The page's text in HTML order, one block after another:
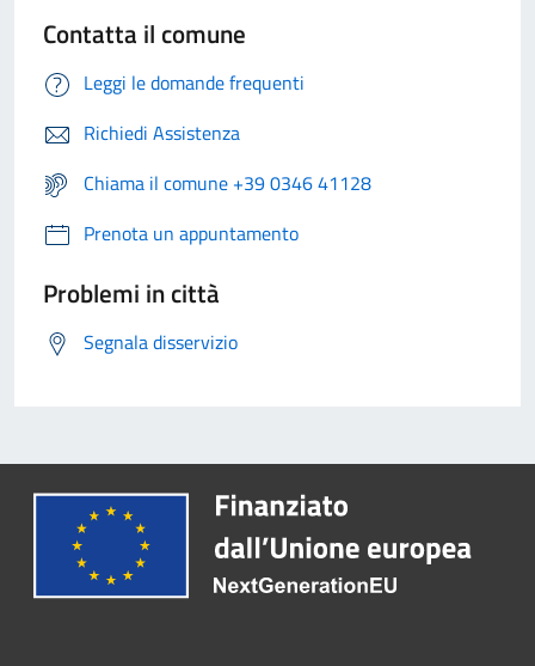
Contatta il comune
Leggi le domande frequenti
Richiedi Assistenza
Chiama il comune +39 0346 41128
Prenota un appuntamento
Problemi in città
Segnala disservizio